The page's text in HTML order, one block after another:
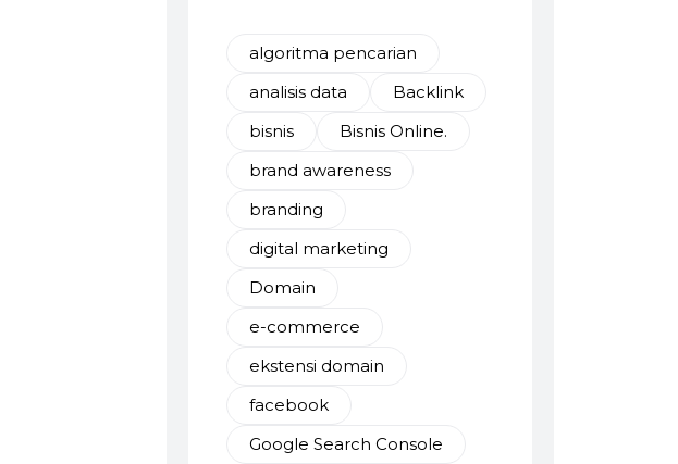
algoritma pencarian
analisis data
Backlink
bisnis
Bisnis Online.
brand awareness
branding
digital marketing
Domain
e-commerce
ekstensi domain
facebook
Google Search Console